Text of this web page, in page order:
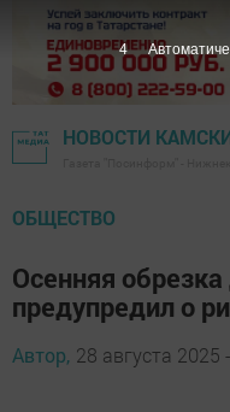
НОВОСТИ
ОБЩЕСТВО
Осенняя
предупредил о
Автор, 28 августа 2025
2